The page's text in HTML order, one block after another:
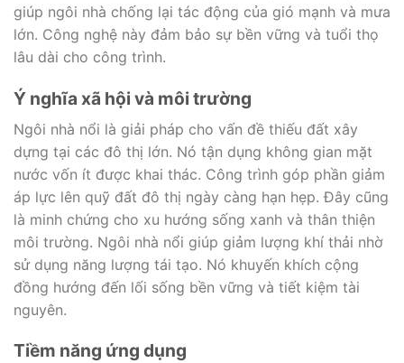
giúp ngôi nhà chống lại tác động của gió mạnh và mưa
lớn. Công nghệ này đảm bảo sự bền vững và tuổi thọ
lâu dài cho công trình.
Ý nghĩa xã hội và môi trường
Ngôi nhà nổi là giải pháp cho vấn đề thiếu đất xây
dựng tại các đô thị lớn. Nó tận dụng không gian mặt
nước vốn ít được khai thác. Công trình góp phần giảm
áp lực lên quỹ đất đô thị ngày càng hạn hẹp. Đây cũng
là minh chứng cho xu hướng sống xanh và thân thiện
môi trường. Ngôi nhà nổi giúp giảm lượng khí thải nhờ
sử dụng năng lượng tái tạo. Nó khuyến khích cộng
đồng hướng đến lối sống bền vững và tiết kiệm tài
nguyên.
Tiềm năng ứng dụng